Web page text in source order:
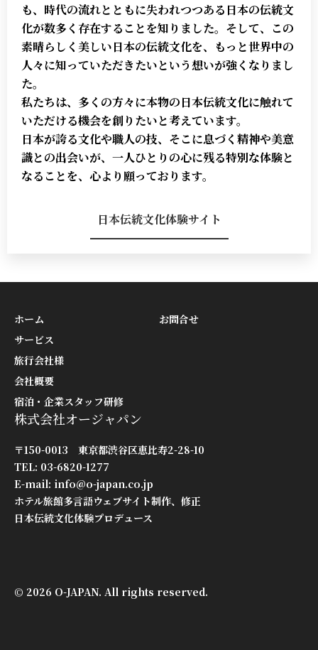
も、時代の流れとともに失われつつある日本の伝統文
化が数多く存在することを知りました。そして、この
素晴らしく美しい日本の伝統文化を、もっと世界中の
人々に知っていただきたいという想いが強くなりまし
た。
私たちは、多くの方々に本物の日本伝統文化に触れて
いただける機会を創りたいと考えています。
日本が誇る文化や職人の技、そこに息づく精神や美意
識との出会いが、一人ひとりの心に残る特別な体験と
なることを、心より願っております。
日本伝統文化体験サイト
株式会社オージャパン
〒150-0013 東京都渋谷区恵比寿2-28-10
TEL: 03-6820-1277
E-mail: info@o-japan.co.jp
ホテル旅館多言語ウェブサイト制作、修正
日本伝統文化体験プロデュース
© 2026 O-JAPAN. All rights reserved.
ホーム
サービス
旅行会社様
会社概要
宿泊・企業スタッフ研修
お問合せ